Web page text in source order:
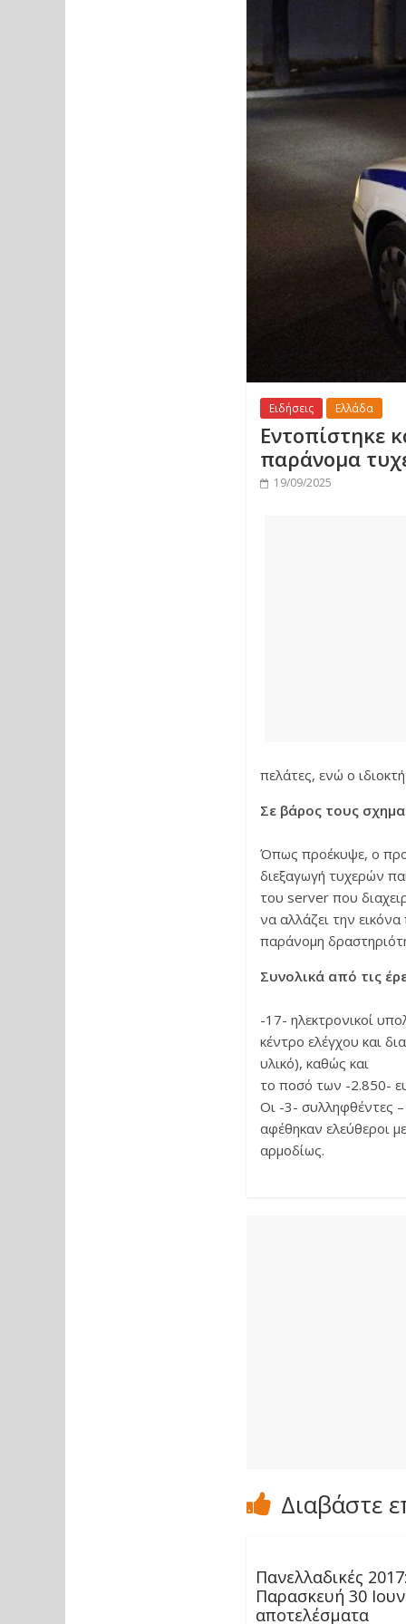
Ειδήσεις Ελλάδα
Εντοπίστηκε
παράνομα
19/09/2025
πελάτες, ενώ ο
Σε βάρος τους
Όπως προέκυψε, ο
διεξαγωγή τυχερών
του server που
να αλλάζει την
παράνομη
Συνολικά από τις
-17- ηλεκτρονικοί
κέντρο ελέγχου και
υλικό), καθώς και
το ποσό των -2.850-
Οι -3- συλληφθέντες –
αφέθηκαν ελεύθεροι
αρμοδίως.
Διαβάστε
Πανελλαδικές
Παρασκευή 30
αποτελέσματα